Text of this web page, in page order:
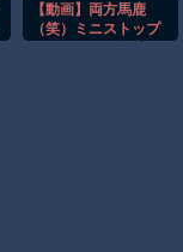
【動画】両方馬鹿
（笑）ミニストップ